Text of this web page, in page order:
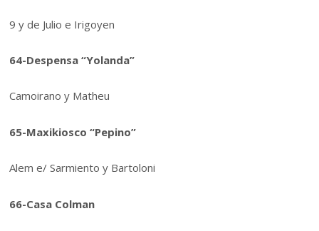
9 y de Julio e Irigoyen
64-Despensa “Yolanda”
Camoirano y Matheu
65-Maxikiosco “Pepino”
Alem e/ Sarmiento y Bartoloni
66-Casa Colman